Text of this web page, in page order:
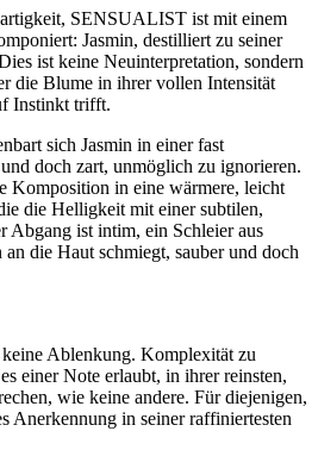
SENSUALIST ist mit einem
Jasmin, destilliert zu seiner
ist keine Neuinterpretation, sondern
die Blume in ihrer vollen Intensität
Instinkt trifft.
sich Jasmin in einer fast
doch zart, unmöglich zu ignorieren.
Komposition in eine wärmere, leicht
die Helligkeit mit einer subtilen,
Abgang ist intim, ein Schleier aus
die Haut schmiegt, sauber und doch
Ablenkung. Komplexität zu
einer Note erlaubt, in ihrer reinsten,
wie keine andere. Für diejenigen,
Anerkennung in seiner raffiniertesten